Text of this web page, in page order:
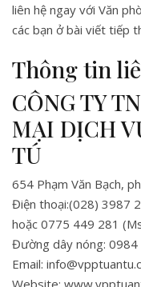
liên hệ ngay với Văn
các bạn ở bài viết tiếp
Thông tin
CÔNG TY
MẠI DỊCH
TÚ
654 Phạm Văn Bạch,
Điện thoại:(028) 3987
hoặc 0775 449 281
Đường dây nóng:
Email: